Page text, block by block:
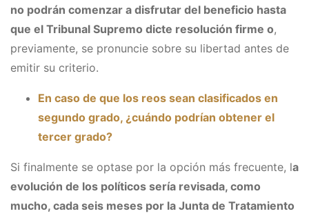
no podrán comenzar a disfrutar del beneficio hasta
que el Tribunal Supremo dicte resolución firme o,
previamente, se pronuncie sobre su libertad antes de
emitir su criterio.
En caso de que los reos sean clasificados en
segundo grado, ¿cuándo podrían obtener el
tercer grado?
Si finalmente se optase por la opción más frecuente, la
evolución de los políticos sería revisada, como
mucho, cada seis meses por la Junta de Tratamiento